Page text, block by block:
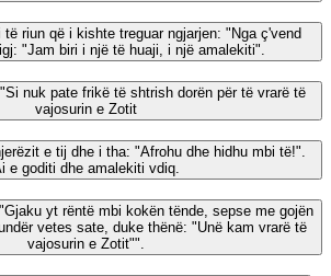
riun që i kishte treguar ngjarjen: "Nga ç'vend
"Jam biri i një të huaji, i një amalekiti".
nuk pate frikë të shtrish dorën për të vrarë të
vajosurin e Zotit
e tij dhe i tha: "Afrohu dhe hidhu mbi të!".
e goditi dhe amalekiti vdiq.
yt rëntë mbi kokën tënde, sepse me gojën
vetes sate, duke thënë: "Unë kam vrarë të
vajosurin e Zotit"".